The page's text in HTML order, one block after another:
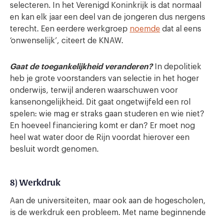
selecteren. In het Verenigd Koninkrijk is dat normaal
en kan elk jaar een deel van de jongeren dus nergens
terecht. Een eerdere werkgroep noemde dat al eens
‘onwenselijk’, citeert de KNAW.
Gaat de toegankelijkheid veranderen?
In depolitiek
heb je grote voorstanders van selectie in het hoger
onderwijs, terwijl anderen waarschuwen voor
kansenongelijkheid. Dit gaat ongetwijfeld een rol
spelen: wie mag er straks gaan studeren en wie niet?
En hoeveel financiering komt er dan? Er moet nog
heel wat water door de Rijn voordat hierover een
besluit wordt genomen.
8) Werkdruk
Aan de universiteiten, maar ook aan de hogescholen,
is de werkdruk een probleem. Met name beginnende